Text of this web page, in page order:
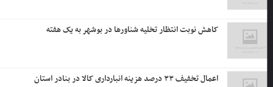
کاهش نوبت انتظار تخلیه شناورها در بوشهر به یک هفته
اعمال تخفیف ۳۳ درصد هزینه انبارداری کالا در بنادر استان